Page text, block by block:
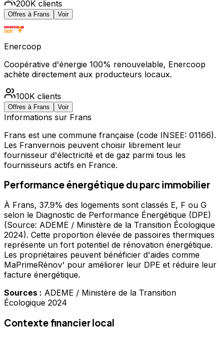
200K clients
Offres à Frans Voir
Enercoop
Coopérative d'énergie 100% renouvelable, Enercoop
achète directement aux producteurs locaux.
100K clients
Offres à Frans Voir
Informations sur Frans
Frans est une commune française (code INSEE: 01166).
Les Franvernois peuvent choisir librement leur
fournisseur d'électricité et de gaz parmi tous les
fournisseurs actifs en France.
Performance énergétique du parc immobilier
À Frans, 37.9% des logements sont classés E, F ou G
selon le Diagnostic de Performance Énergétique (DPE)
(Source: ADEME / Ministère de la Transition Écologique
2024). Cette proportion élevée de passoires thermiques
représente un fort potentiel de rénovation énergétique.
Les propriétaires peuvent bénéficier d'aides comme
MaPrimeRénov' pour améliorer leur DPE et réduire leur
facture énergétique.
Sources : ADEME / Ministère de la Transition
Écologique 2024
Contexte financier local